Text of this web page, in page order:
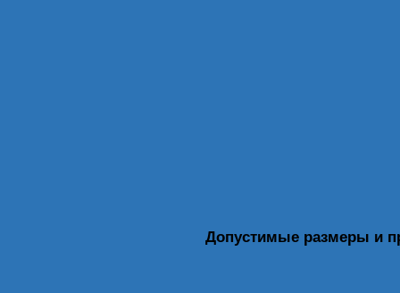
Допустимые размеры и